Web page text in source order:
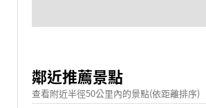
鄰近推薦景點
查看附近半徑50公里內的景點(依距離排序)